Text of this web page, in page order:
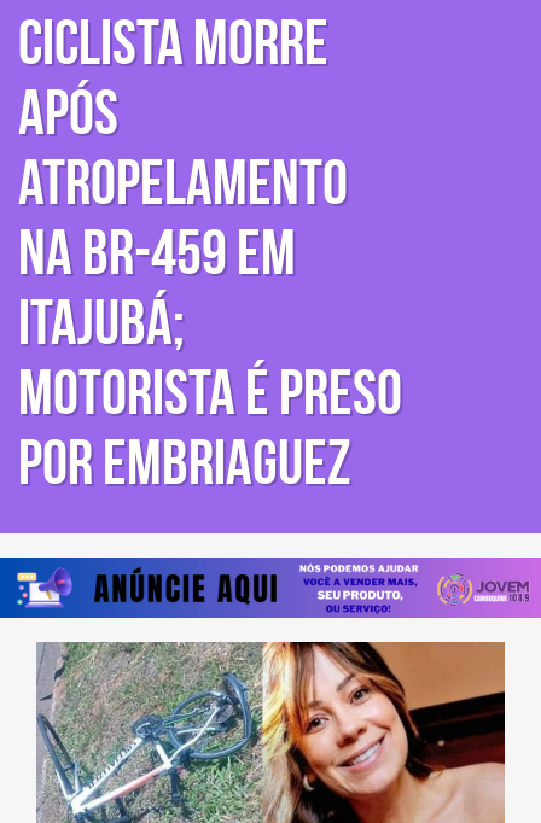
Ciclista morre
após
atropelamento
na BR-459 em
Itajubá;
motorista é preso
por embriaguez